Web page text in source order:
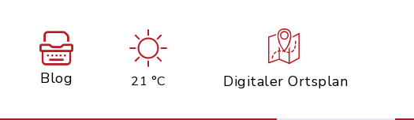
Blog 21 °C Digitaler Ortsplan